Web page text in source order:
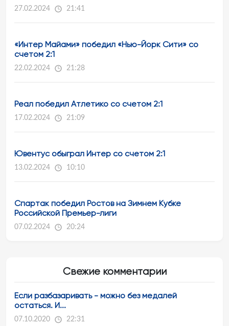
27.02.2024 21:41
«Интер Майами» победил «Нью-Йорк Сити» со
счетом 2:1
22.02.2024 21:28
Реал победил Атлетико со счетом 2:1
17.02.2024 21:09
Ювентус обыграл Интер со счетом 2:1
13.02.2024 10:10
Спартак победил Ростов на Зимнем Кубке
Российской Премьер-лиги
07.02.2024 20:24
Свежие комментарии
Если разбазаривать - можно без медалей
остаться. И...
07.10.2020 22:31